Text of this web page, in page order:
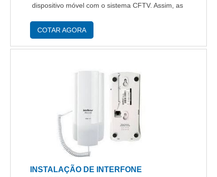
dispositivo móvel com o sistema CFTV. Assim, as
lugar. Qualidade de soluções em CFTV Entre
COTAR AGORA
INSTALAÇÃO DE INTERFONE